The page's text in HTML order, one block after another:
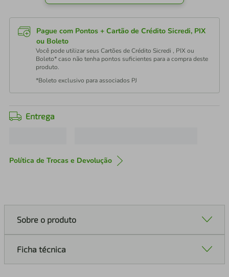
Pague com Pontos + Cartão de Crédito Sicredi, PIX
ou Boleto
Você pode utilizar seus Cartões de Crédito Sicredi , PIX ou
Boleto* caso não tenha pontos suficientes para a compra deste
produto.
*Boleto exclusivo para associados PJ
Entrega
Política de Trocas e Devolução
Sobre o produto
Ficha técnica